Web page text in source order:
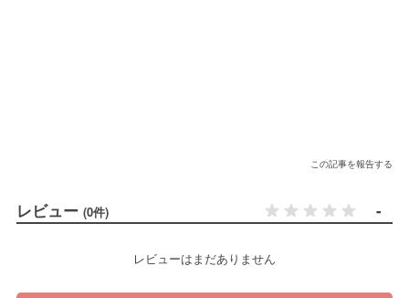
この記事を報告する
レビュー (0件) -
レビューはまだありません